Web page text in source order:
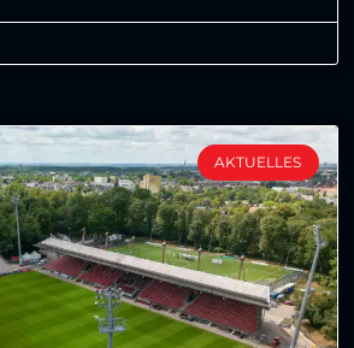
AKTUELLES